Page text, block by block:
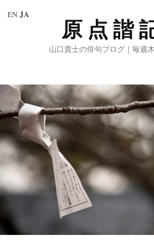
へ
ス
キ
プ
原点諧
山口貴士の俳句ブログ｜毎週
EN JA